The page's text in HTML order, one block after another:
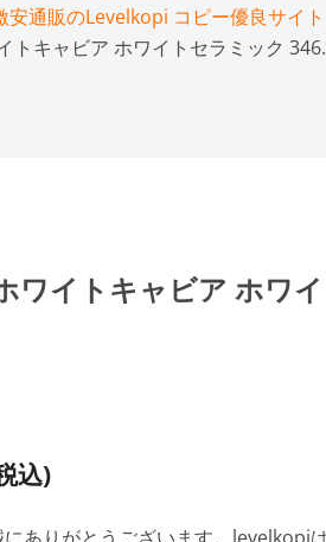
安通販のLevelkopi コピー優良サイト
トキャビア ホワイトセラミック
ワイトキャビア ホワ
込)